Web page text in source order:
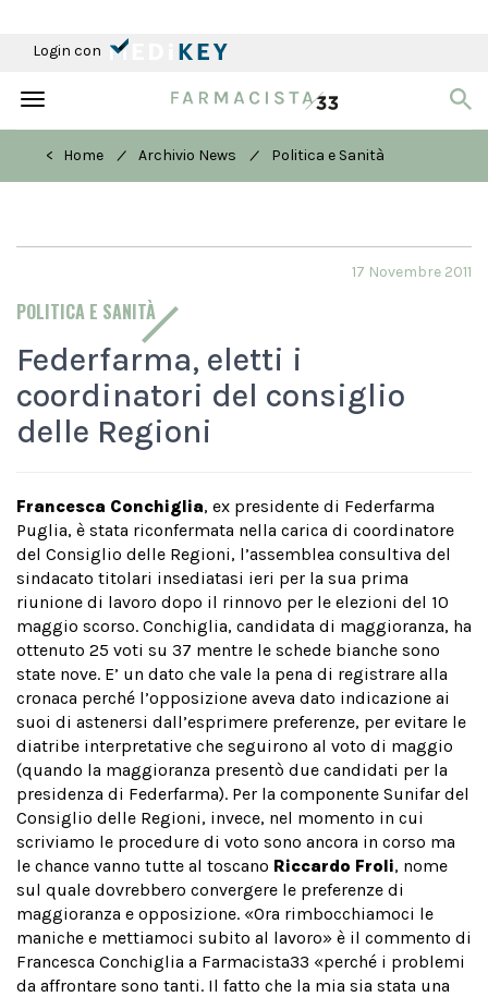
Login con
Toggle
< Home
/ Archivio News / Politica e Sanità
POLITICA E SANITÀ
17 Novembre 2011
Federfarma, eletti i
coordinatori del consiglio
delle Regioni
Francesca Conchiglia, ex presidente di Federfarma
Puglia, è stata riconfermata nella carica di coordinatore
del Consiglio delle Regioni, l’assemblea consultiva del
sindacato titolari insediatasi ieri per la sua prima
riunione di lavoro dopo il rinnovo per le elezioni del 10
maggio scorso. Conchiglia, candidata di maggioranza, ha
ottenuto 25 voti su 37 mentre le schede bianche sono
state nove. E’ un dato che vale la pena di registrare alla
cronaca perché l’opposizione aveva dato indicazione ai
suoi di astenersi dall’esprimere preferenze, per evitare le
diatribe interpretative che seguirono al voto di maggio
(quando la maggioranza presentò due candidati per la
presidenza di Federfarma). Per la componente Sunifar del
Consiglio delle Regioni, invece, nel momento in cui
scriviamo le procedure di voto sono ancora in corso ma
le chance vanno tutte al toscano Riccardo Froli, nome
sul quale dovrebbero convergere le preferenze di
maggioranza e opposizione. «Ora rimbocchiamoci le
maniche e mettiamoci subito al lavoro» è il commento di
Francesca Conchiglia a Farmacista33 «perché i problemi
da affrontare sono tanti. Il fatto che la mia sia stata una